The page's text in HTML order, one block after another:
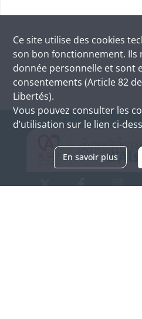
Ce site utilise des cookies
son bon fonctionnement. Ils
donnée personnelle et sont
consentements (Article 82
Libertés).
Vous pouvez consulter les
d’utilisation sur le lien ci-
En savoir plus